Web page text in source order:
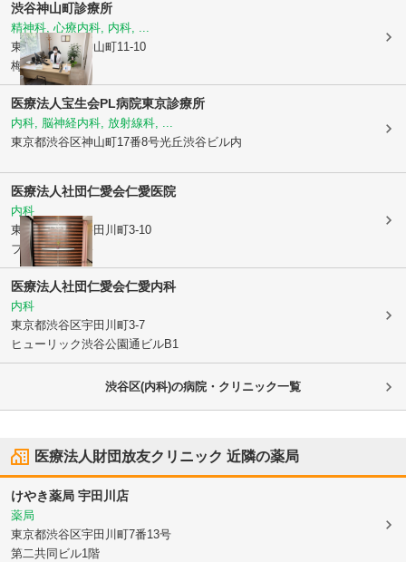
渋谷神山町診療所
精神科, 心療内科, 内科, ...
東京都渋谷区 神山町11-10
梅澤ビル2階
医療法人宝生会PL病院東京診療所
内科, 脳神経内科, 放射線科, ...
東京都渋谷区神山町17番8号光丘渋谷ビル内
医療法人社団仁愛会仁愛医院
内科
東京都渋谷区宇田川町3-10
フイエスタ渋谷
医療法人社団仁愛会仁愛内科
内科
東京都渋谷区宇田川町3-7
ヒューリック渋谷公園通ビルB1
渋谷区(内科)の病院・クリニック一覧
医療法人財団放友クリニック 近隣の薬局
けやき薬局 宇田川店
薬局
東京都渋谷区宇田川町7番13号
第二共同ビル1階